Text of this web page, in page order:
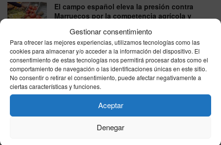
Gestionar consentimiento
Para ofrecer las mejores experiencias, utilizamos tecnologías como las
cookies para almacenar y/o acceder a la información del dispositivo. El
consentimiento de estas tecnologías nos permitirá procesar datos como el
comportamiento de navegación o las identificaciones únicas en este sitio.
No consentir o retirar el consentimiento, puede afectar negativamente a
ciertas características y funciones.
Aceptar
Denegar
El campo español eleva la presión contra
Marruecos por la competencia agrícola y
Precio de la luz en viernes 7 de agosto de
2026: jornada ideal para ahorrar, con horas a
precios mínimos
07/08/2026
precio gasolina Ceuta: viernes 7 de agosto de
2026, repaso de las tarifas más bajas y caras